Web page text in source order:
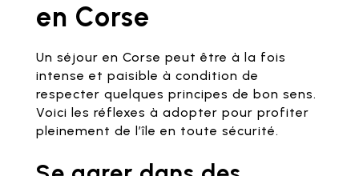
en Corse
Un séjour en Corse peut être à la fois
intense et paisible à condition de
respecter quelques principes de bon sens.
Voici les réflexes à adopter pour profiter
pleinement de l’île en toute sécurité.